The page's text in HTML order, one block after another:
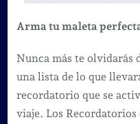
Arma tu maleta
Nunca más te olvidarás
una lista de lo que
recordatorio que se
viaje. Los Recordatorios